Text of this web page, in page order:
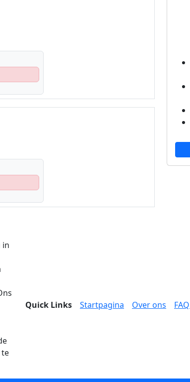
in
Quick Links Startpagina Over ons FAQ